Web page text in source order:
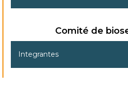
Comité de
Integrantes